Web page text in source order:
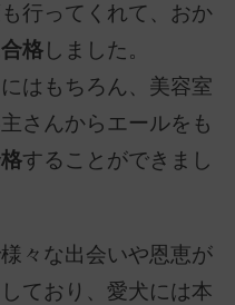
行ってくれて、おか
格しました。
はもちろん、美容室
さんからエールをも
することができまし
々な出会いや恩恵が
ており、愛犬には本